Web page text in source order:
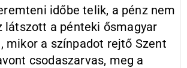
időbe telik, a pénz nem
látszott a pénteki ősmagyar
mikor a színpadot rejtő Szent
csodaszarvas, meg a